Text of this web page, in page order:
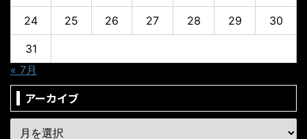
24 25 26 27 28 29 30
31
« 7月
アーカイブ